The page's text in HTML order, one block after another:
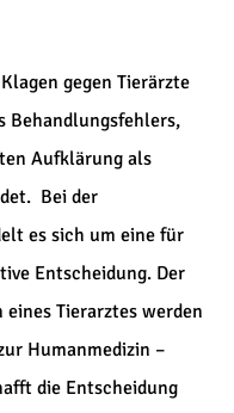
gegen Tierärzte
Behandlungsfehlers,
Aufklärung als
Bei der
es sich um eine für
Entscheidung. Der
Tierarztes werden
Humanmedizin –
die Entscheidung